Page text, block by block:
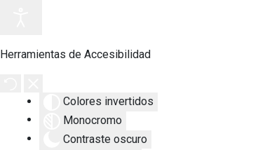
Herramientas de Accesibilidad
Colores invertidos
Monocromo
Contraste oscuro